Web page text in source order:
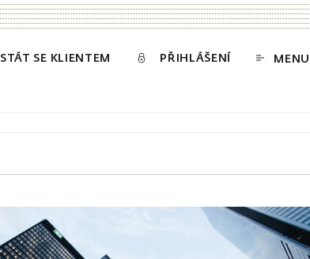
STÁT SE KLIENTEM PŘIHLÁŠENÍ MENU